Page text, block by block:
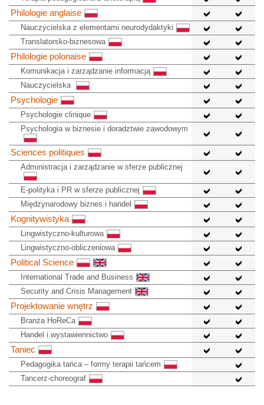
Philologie anglaise
Nauczycielska z elementami neurodydaktyki
Translatorsko-biznesowa
Philologie polonaise
Komunikacja i zarządzanie informacją
Nauczycielska
Psychologie
Psychologie clinique
Psychologia w biznesie i doradztwie zawodowym
Sciences politiques
Administracja i zarządzanie w sferze publicznej
E-polityka i PR w sferze publicznej
Międzynarodowy biznes i handel
Kognitywistyka
Lingwistyczno-kulturowa
Lingwistyczno-obliczeniowa
Political Science
International Trade and Business
Security and Crisis Management
Projektowanie wnętrz
Branża HoReCa
Handel i wystawiennictwo
Taniec
Pedagogika tańca – formy terapii tańcem
Tancerz-choreograf